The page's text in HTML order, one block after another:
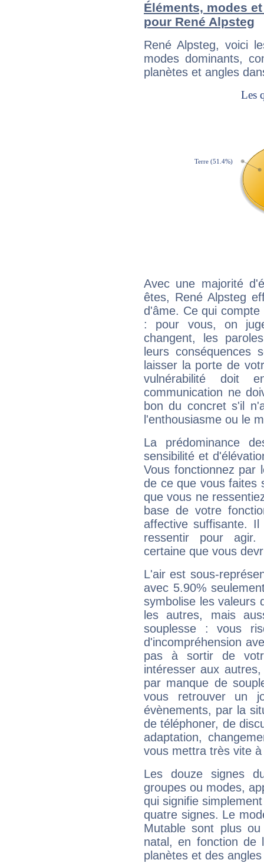
Éléments, modes
pour René Alpsteg
René Alpsteg, voici
modes dominants,
planètes et angles
Avec une majorité
êtes, René Alpsteg
d'âme. Ce qui
: pour vous, on
changent, les
leurs conséquences
laisser la porte de
vulnérabilité doit
communication ne
bon du concret s'il
l'enthousiasme ou le
La prédominance
sensibilité et
Vous fonctionnez
de ce que vous faites
que vous ne
base de votre
affective suffisante.
ressentir pour agir.
certaine que vous
L'air est sous-
avec 5.90%
symbolise les valeurs
les autres, mais
souplesse : vous
d'incompréhension
pas à sortir de
intéresser aux
par manque de
vous retrouver un
évènements, par la
de téléphoner, de
adaptation,
vous mettra très vite
Les douze signes
groupes ou modes,
qui signifie
quatre signes. Le
Mutable sont plus
natal, en fonction de
planètes et des